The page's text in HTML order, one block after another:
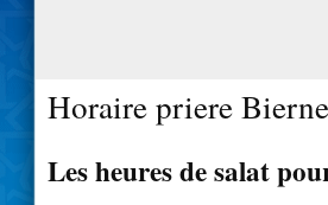
Horaire priere
Les heures de salat